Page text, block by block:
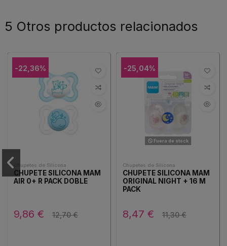
5 Otros productos relacionados
-22,36%
Chupetes de Silicona
CHUPETE SILICONA MAM
AIR 0+ R PACK DOBLE
9,86 € 12,70 €
-25,04%
Fuera de stock
Chupetes de Silicona
CHUPETE SILICONA MAM
ORIGINAL NIGHT + 16 M
PACK
8,47 € 11,30 €